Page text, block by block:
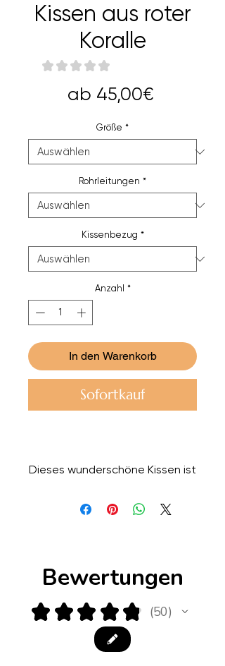
Kissen aus roter
Koralle
★ ★ ★ ★ ★
ab 45,00€
Größe *
Rohrleitungen *
Kissenbezug *
Anzahl *
In den Warenkorb
Sofortkauf
Dieses wunderschöne Kissen ist
rotem Korallenmuster gefertigt.
Bewertungen
★ ★ ★ ★ ★ 50
50